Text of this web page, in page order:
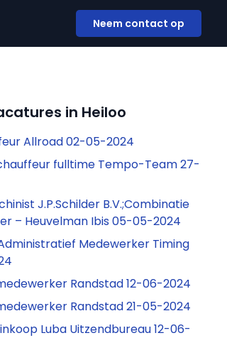
Neem contact op
in Heiloo
Allroad 02-05-2024
fulltime Tempo-Team 27-
J.P.Schilder B.V.;Combinatie
– Heuvelman Ibis 05-05-2024
Medewerker Timing
Randstad 12-06-2024
Randstad 21-05-2024
Luba Uitzendbureau 12-06-